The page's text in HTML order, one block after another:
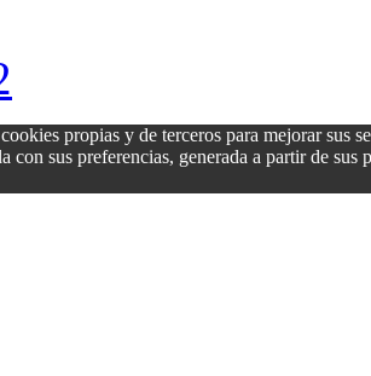
propias y de terceros para mejorar sus
con sus preferencias, generada a partir de